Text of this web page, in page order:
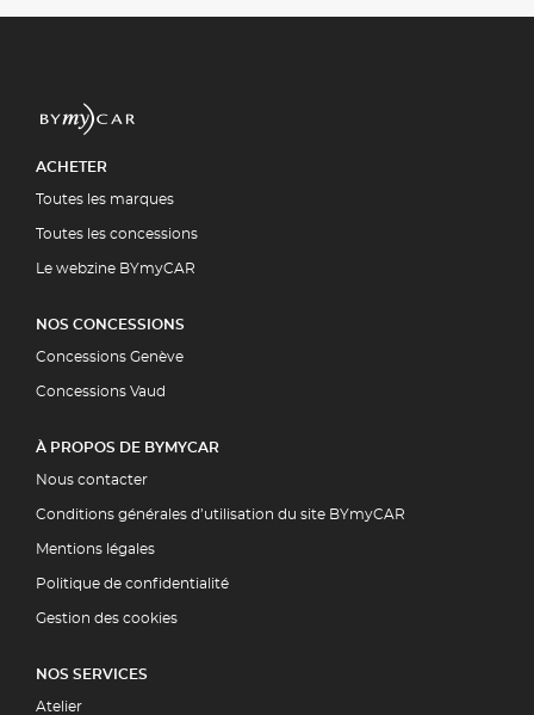
ACHETER
Toutes les marques
Toutes les concessions
Le webzine BYmyCAR
NOS CONCESSIONS
Concessions Genève
Concessions Vaud
À PROPOS DE BYMYCAR
Nous contacter
Conditions générales d’utilisation du site BYmyCAR
Mentions légales
Politique de confidentialité
Gestion des cookies
NOS SERVICES
Atelier